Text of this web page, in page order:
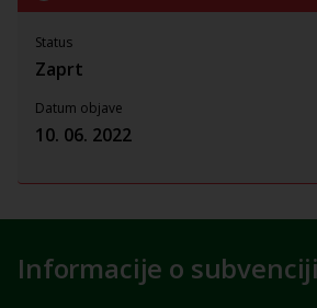
Informacije o subvenciji
Status
Zaprt
Datum objave
10. 06. 2022